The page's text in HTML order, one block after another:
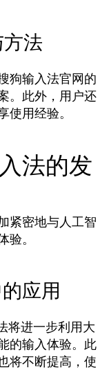
法
狗输入法官网的
。此外，用户还
用经验。
法的发
紧密地与人工智
。
应用
将进一步利用大
的输入体验。此
将不断提高，使